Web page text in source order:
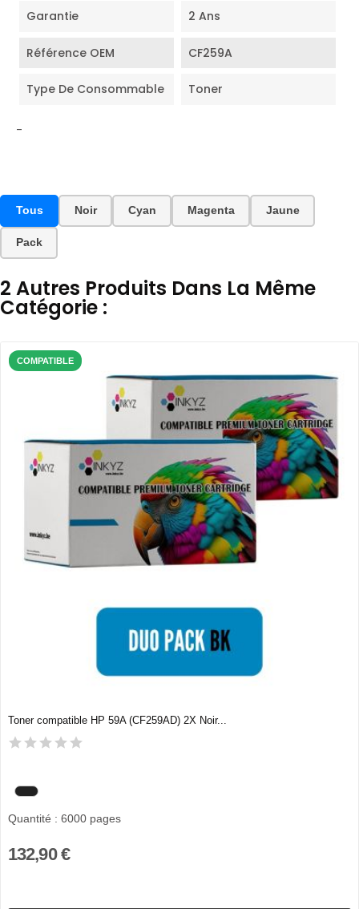
Garantie 2 Ans
Référence OEM CF259A
Type De Consommable Toner
-
Tous Noir Cyan Magenta Jaune
Pack
2 Autres Produits Dans La Même
Catégorie :
COMPATIBLE
Toner compatible HP 59A (CF259AD) 2X Noir...
Quantité : 6000 pages
132,90 €